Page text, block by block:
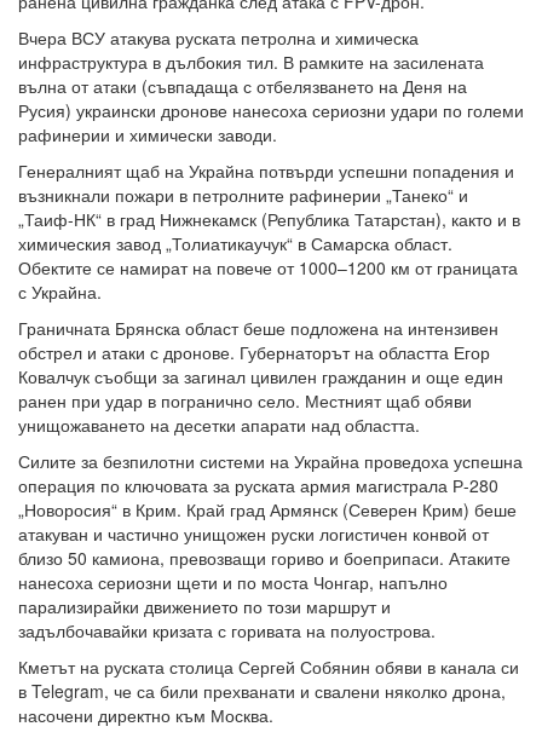
Вчера ВСУ атакува руската петролна и химическа
инфраструктура в дълбокия тил. В рамките на засилената
вълна от атаки (съвпадаща с отбелязването на Деня на
Русия) украински дронове нанесоха сериозни удари по големи
рафинерии и химически заводи.
Генералният щаб на Украйна потвърди успешни попадения и
възникнали пожари в петролните рафинерии „Танеко“ и
„Таиф-НК“ в град Нижнекамск (Република Татарстан), както и в
химическия завод „Толиатикаучук“ в Самарска област.
Обектите се намират на повече от 1000–1200 км от границата
с Украйна.
Граничната Брянска област беше подложена на интензивен
обстрел и атаки с дронове. Губернаторът на областта Егор
Ковалчук съобщи за загинал цивилен гражданин и още един
ранен при удар в погранично село. Местният щаб обяви
унищожаването на десетки апарати над областта.
Силите за безпилотни системи на Украйна проведоха успешна
операция по ключовата за руската армия магистрала Р-280
„Новоросия“ в Крим. Край град Армянск (Северен Крим) беше
атакуван и частично унищожен руски логистичен конвой от
близо 50 камиона, превозващи гориво и боеприпаси. Атаките
нанесоха сериозни щети и по моста Чонгар, напълно
парализирайки движението по този маршрут и
задълбочавайки кризата с горивата на полуострова.
Кметът на руската столица Сергей Собянин обяви в канала си
в Telegram, че са били прехванати и свалени няколко дрона,
насочени директно към Москва.